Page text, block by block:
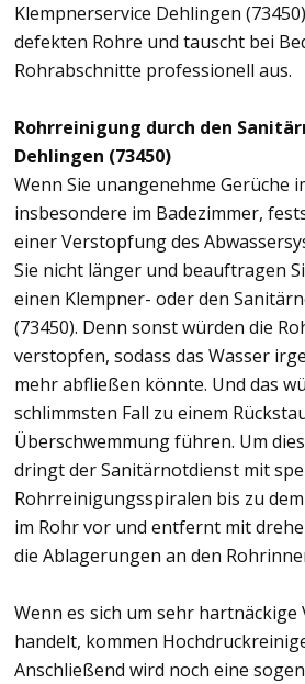
Klempnerservice Dehlingen
defekten Rohre und tauscht bei
Rohrabschnitte professionell aus.
Rohrreinigung durch den
Dehlingen (73450)
Wenn Sie unangenehme Gerüche
insbesondere im Badezimmer,
einer Verstopfung des
Sie nicht länger und beauftragen
einen Klempner- oder den
(73450). Denn sonst würden die
verstopfen, sodass das Wasser
mehr abfließen könnte. Und das
schlimmsten Fall zu einem
Überschwemmung führen. Um
dringt der Sanitärnotdienst mit
Rohrreinigungsspiralen bis zu
im Rohr vor und entfernt mit
die Ablagerungen an den
Wenn es sich um sehr
handelt, kommen
Anschließend wird noch eine